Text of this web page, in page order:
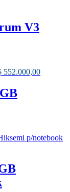
V3
552.000,00